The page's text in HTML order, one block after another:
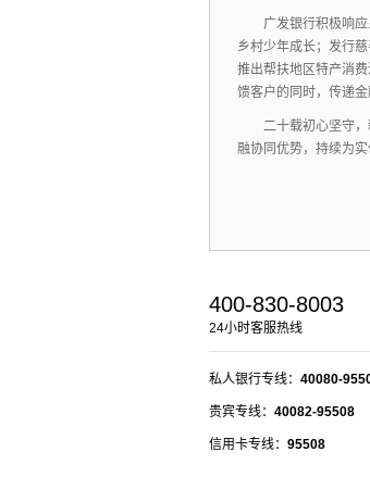
广发银行积极响
乡村少年成长；发行慈
推出帮扶地区特产消费
馈客户的同时， 传递金
二十载初心坚守，
融协同优势， 持续为实
400-830-8003
24小时客服热线
私人银行专线： 40080-
贵宾专线： 40082-95508
信用卡专线： 95508